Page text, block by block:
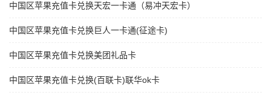
中国区苹果充值卡兑换天宏一卡通（易冲天宏卡）
中国区苹果充值卡兑换巨人一卡通(征途卡)
中国区苹果充值卡兑换美团礼品卡
中国区苹果充值卡兑换(百联卡)联华ok卡